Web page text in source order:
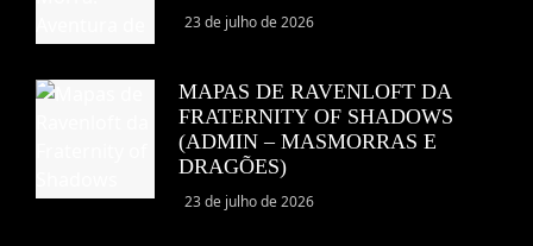
23 de julho de 2026
MAPAS DE RAVENLOFT DA
FRATERNITY OF SHADOWS
(ADMIN – MASMORRAS E
DRAGÕES)
23 de julho de 2026